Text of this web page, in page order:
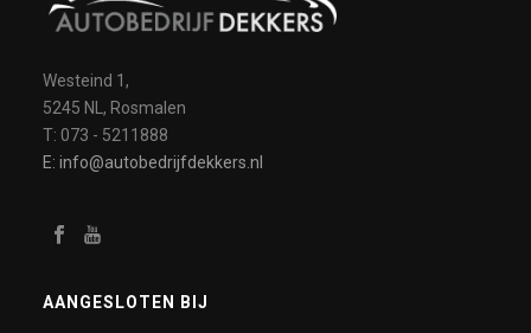
Westeind 1,
5245 NL, Rosmalen
T: 073 - 5211888
E: info@autobedrijfdekkers.nl
AANGESLOTEN BIJ